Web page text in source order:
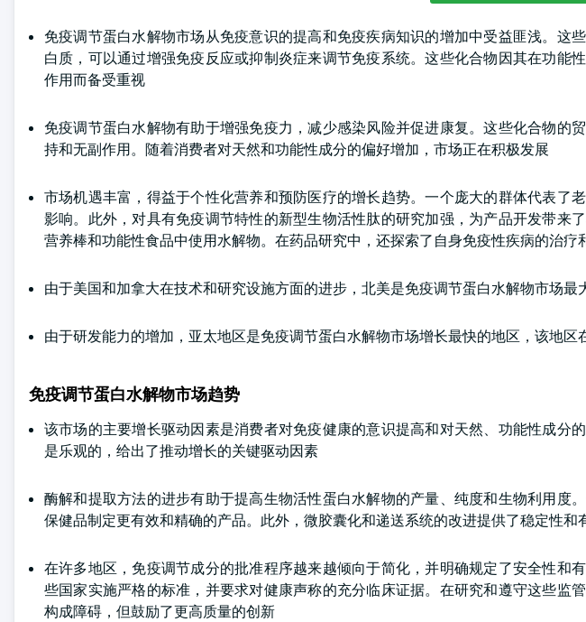
免疫调节蛋白水解物市场从免疫意识的提高和免疫疾病知识的增加中受益匪浅。这
白质，可以通过增强免疫反应或抑制炎症来调节免疫系统。这些化合物因其在功能
作用而备受重视
免疫调节蛋白水解物有助于增强免疫力，减少感染风险并促进康复。这些化合物的
持和无副作用。随着消费者对天然和功能性成分的偏好增加，市场正在积极发展
市场机遇丰富，得益于个性化营养和预防医疗的增长趋势。一个庞大的群体代表了
影响。此外，对具有免疫调节特性的新型生物活性肽的研究加强，为产品开发带来
营养棒和功能性食品中使用水解物。在药品研究中，还探索了自身免疫性疾病的治疗
由于美国和加拿大在技术和研究设施方面的进步，北美是免疫调节蛋白水解物市场最
由于研发能力的增加，亚太地区是免疫调节蛋白水解物市场增长最快的地区，该地
免疫调节蛋白水解物市场趋势
该市场的主要增长驱动因素是消费者对免疫健康的意识提高和对天然、功能性成分
是乐观的，给出了推动增长的关键驱动因素
酶解和提取方法的进步有助于提高生物活性蛋白水解物的产量、纯度和生物利用度
保健品制定更有效和精确的产品。此外，微胶囊化和递送系统的改进提供了稳定性
在许多地区，免疫调节成分的批准程序越来越倾向于简化，并明确规定了安全性和
些国家实施严格的标准，并要求对健康声称的充分临床证据。在研究和遵守这些监
构成障碍，但鼓励了更高质量的创新